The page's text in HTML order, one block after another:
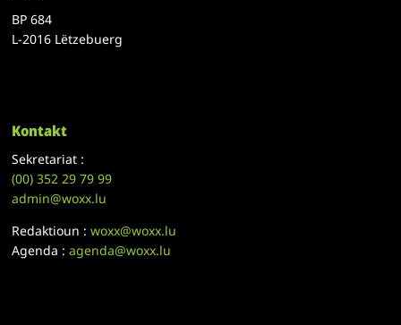
BP 684
L-2016 Lëtzebuerg
Kontakt
Sekretariat :
(00)352 29 79 99
admin@woxx.lu
Redaktioun :woxx@woxx.lu
Agenda :agenda@woxx.lu